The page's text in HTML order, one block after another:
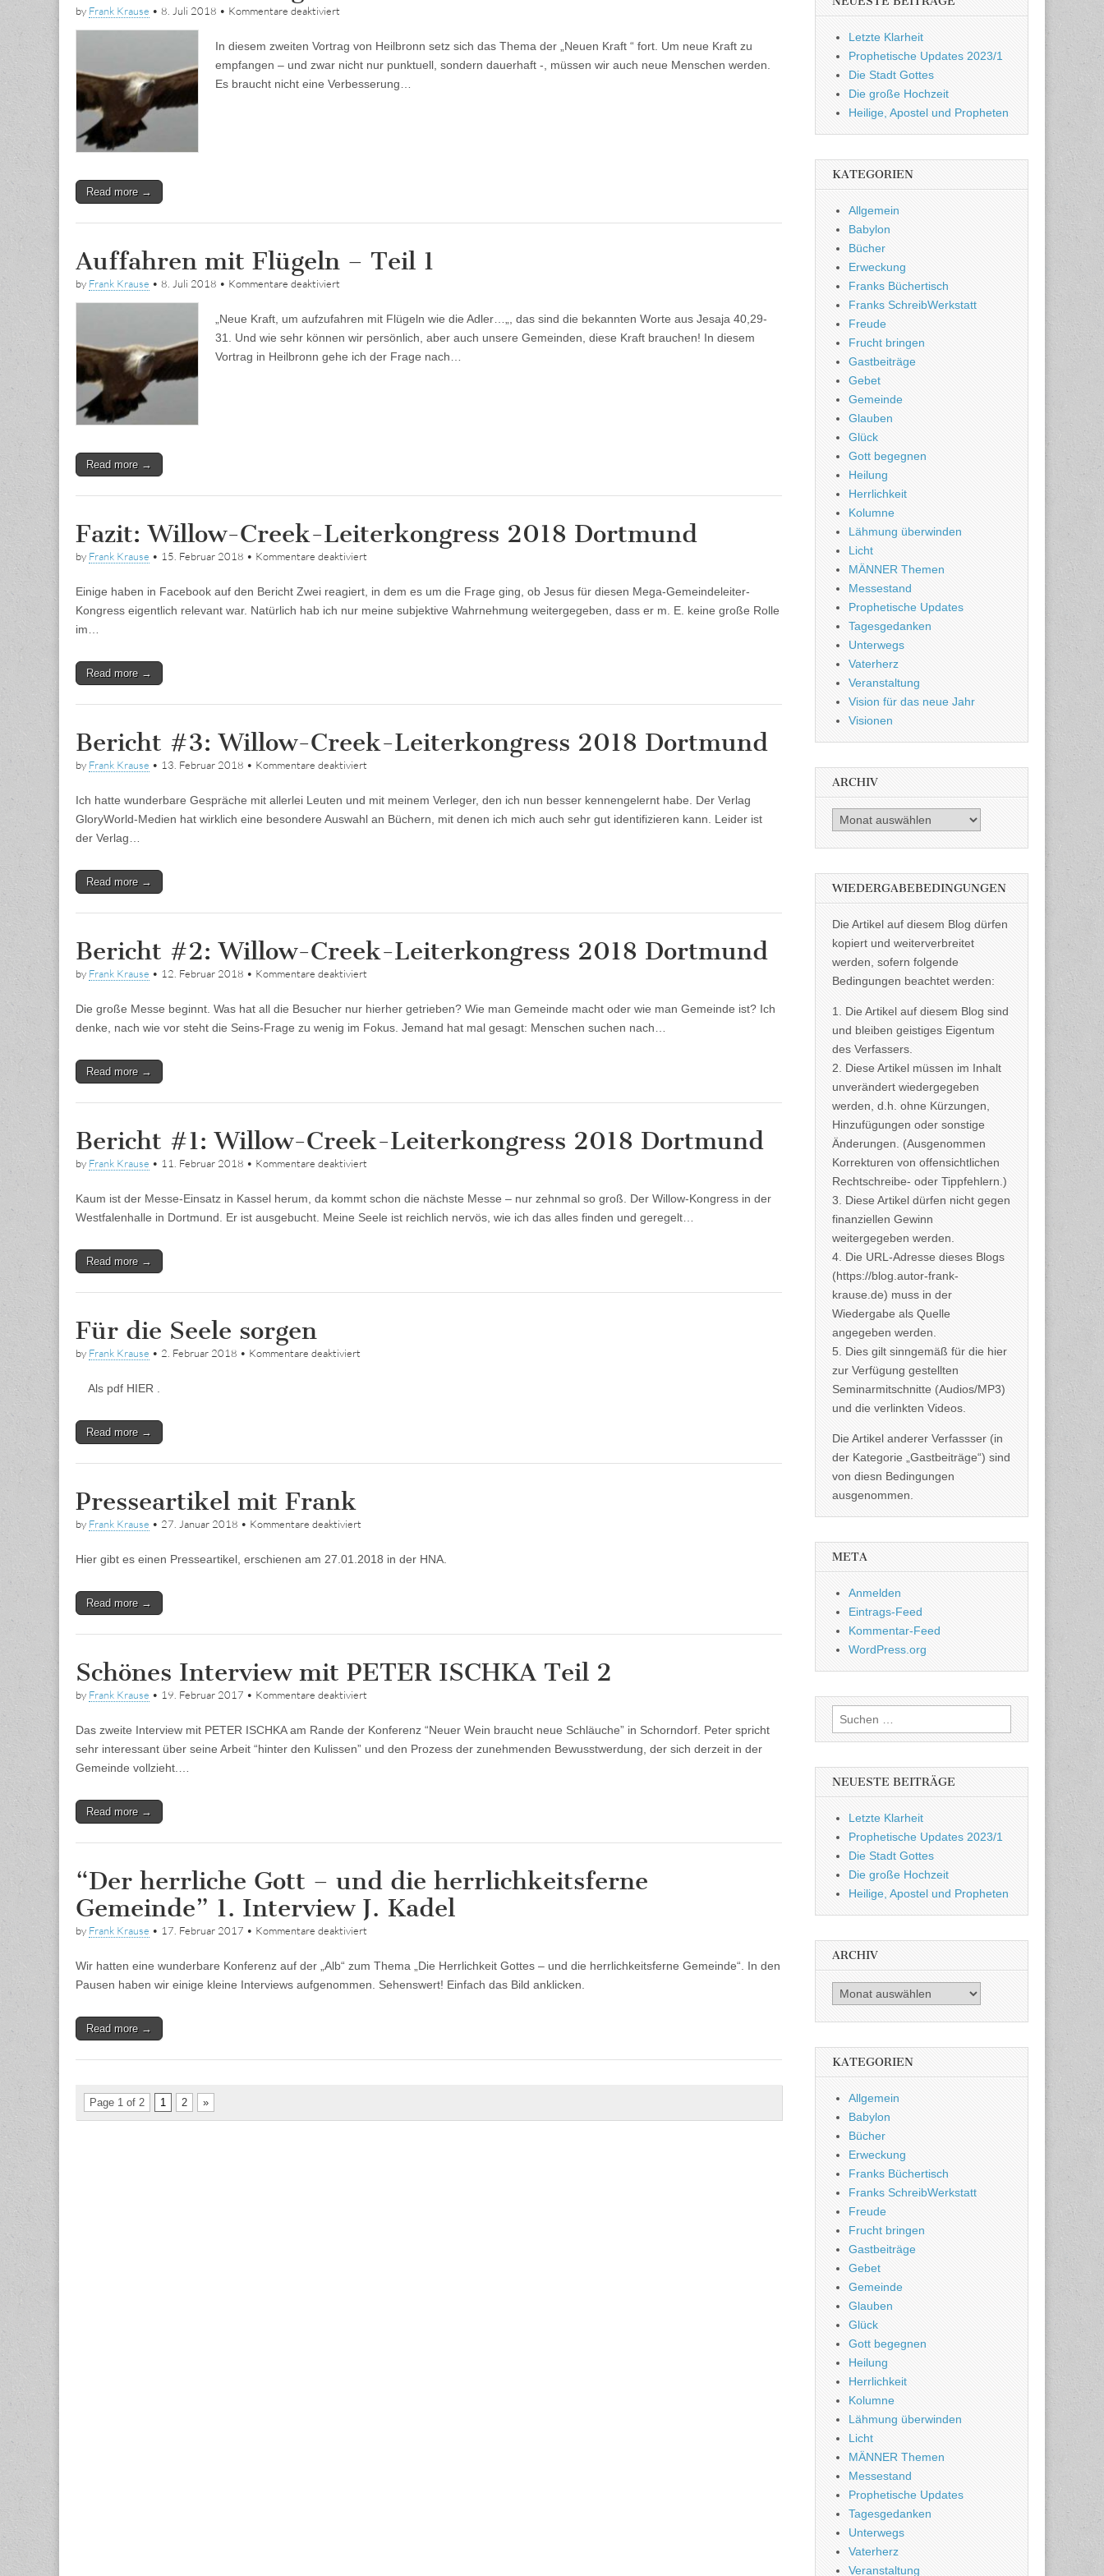
by Frank Krause • 8. Juli 2018 • Kommentare deaktiviert
Flügeln
–
2
In diesem zweiten Vortrag von Heilbronn setz sich das Thema der „Neuen Kraft “ fort. Um neue Kraft zu
empfangen – und zwar nicht nur punktuell, sondern dauerhaft -, müssen wir auch neue Menschen werden.
Es braucht nicht eine Verbesserung…
Read more →
Auffahren mit Flügeln – Teil 1
by Frank Krause • 8. Juli 2018 • Kommentare deaktiviert
Flügeln
–
1
„Neue Kraft, um aufzufahren mit Flügeln wie die Adler…„, das sind die bekannten Worte aus Jesaja 40,29-
31. Und wie sehr können wir persönlich, aber auch unsere Gemeinden, diese Kraft brauchen! In diesem
Vortrag in Heilbronn gehe ich der Frage nach…
Read more →
Fazit: Willow-Creek-Leiterkongress 2018 Dortmund
by Frank Krause • 15. Februar 2018 • Kommentare deaktiviert
Creek-
Leiterkongress
Einige haben in Facebook auf den Bericht Zwei reagiert, in dem es um die Frage ging, ob Jesus für diesen Mega-Gemeindeleiter-
Kongress eigentlich relevant war. Natürlich hab ich nur meine subjektive Wahrnehmung weitergegeben, dass er m. E. keine große Rolle
im…
Read more →
Bericht #3: Willow-Creek-Leiterkongress 2018 Dortmund
by Frank Krause • 13. Februar 2018 • Kommentare deaktiviert
Willow-
Creek-
Ich hatte wunderbare Gespräche mit allerlei Leuten und mit meinem Verleger, den ich nun besser kennengelernt habe. Der Verlag
GloryWorld-Medien hat wirklich eine besondere Auswahl an Büchern, mit denen ich mich auch sehr gut identifizieren kann. Leider ist
der Verlag…
Read more →
Bericht #2: Willow-Creek-Leiterkongress 2018 Dortmund
by Frank Krause • 12. Februar 2018 • Kommentare deaktiviert
Willow-
Creek-
Die große Messe beginnt. Was hat all die Besucher nur hierher getrieben? Wie man Gemeinde macht oder wie man Gemeinde ist? Ich
denke, nach wie vor steht die Seins-Frage zu wenig im Fokus. Jemand hat mal gesagt: Menschen suchen nach…
Read more →
Bericht #1: Willow-Creek-Leiterkongress 2018 Dortmund
by Frank Krause • 11. Februar 2018 • Kommentare deaktiviert
Willow-
Creek-
Kaum ist der Messe-Einsatz in Kassel herum, da kommt schon die nächste Messe – nur zehnmal so groß. Der Willow-Kongress in der
Westfalenhalle in Dortmund. Er ist ausgebucht. Meine Seele ist reichlich nervös, wie ich das alles finden und geregelt…
Read more →
Für die Seele sorgen
by Frank Krause • 2. Februar 2018 • Kommentare deaktiviert
Als pdf HIER .
Read more →
Presseartikel mit Frank
by Frank Krause • 27. Januar 2018 • Kommentare deaktiviert
Frank
Hier gibt es einen Presseartikel, erschienen am 27.01.2018 in der HNA.
Read more →
Schönes Interview mit PETER ISCHKA Teil 2
by Frank Krause • 19. Februar 2017 • Kommentare deaktiviert
mit
PETER
Das zweite Interview mit PETER ISCHKA am Rande der Konferenz “Neuer Wein braucht neue Schläuche” in Schorndorf. Peter spricht
sehr interessant über seine Arbeit “hinter den Kulissen” und den Prozess der zunehmenden Bewusstwerdung, der sich derzeit in der
Gemeinde vollzieht.…
Read more →
“Der herrliche Gott – und die herrlichkeitsferne
Gemeinde” 1. Interview J. Kadel
by Frank Krause • 17. Februar 2017 • Kommentare deaktiviert
Gott
–
Interview
Wir hatten eine wunderbare Konferenz auf der „Alb“ zum Thema „Die Herrlichkeit Gottes – und die herrlichkeitsferne Gemeinde“. In den
Pausen haben wir einige kleine Interviews aufgenommen. Sehenswert! Einfach das Bild anklicken.
Read more →
Page 1 of 2 1 2 »
Letzte Klarheit
Prophetische Updates 2023/1
Die Stadt Gottes
Die große Hochzeit
Heilige, Apostel und Propheten
KATEGORIEN
Allgemein
Babylon
Bücher
Erweckung
Franks Büchertisch
Franks SchreibWerkstatt
Freude
Frucht bringen
Gastbeiträge
Gebet
Gemeinde
Glauben
Glück
Gott begegnen
Heilung
Herrlichkeit
Kolumne
Lähmung überwinden
Licht
MÄNNER Themen
Messestand
Prophetische Updates
Tagesgedanken
Unterwegs
Vaterherz
Veranstaltung
Vision für das neue Jahr
Visionen
ARCHIV
Archiv
WIEDERGABEBEDINGUNGEN
Die Artikel auf diesem Blog dürfen
kopiert und weiterverbreitet
werden, sofern folgende
Bedingungen beachtet werden:
1. Die Artikel auf diesem Blog sind
und bleiben geistiges Eigentum
des Verfassers.
2. Diese Artikel müssen im Inhalt
unverändert wiedergegeben
werden, d.h. ohne Kürzungen,
Hinzufügungen oder sonstige
Änderungen. (Ausgenommen
Korrekturen von offensichtlichen
Rechtschreibe- oder Tippfehlern.)
3. Diese Artikel dürfen nicht gegen
finanziellen Gewinn
weitergegeben werden.
4. Die URL-Adresse dieses Blogs
(https://blog.autor-frank-
krause.de) muss in der
Wiedergabe als Quelle
angegeben werden.
5. Dies gilt sinngemäß für die hier
zur Verfügung gestellten
Seminarmitschnitte (Audios/MP3)
und die verlinkten Videos.
Die Artikel anderer Verfassser (in
der Kategorie „Gastbeiträge“) sind
von diesn Bedingungen
ausgenommen.
META
Anmelden
Eintrags-Feed
Kommentar-Feed
WordPress.org
Suchen
nach:
NEUESTE BEITRÄGE
Letzte Klarheit
Prophetische Updates 2023/1
Die Stadt Gottes
Die große Hochzeit
Heilige, Apostel und Propheten
ARCHIV
Archiv
KATEGORIEN
Allgemein
Babylon
Bücher
Erweckung
Franks Büchertisch
Franks SchreibWerkstatt
Freude
Frucht bringen
Gastbeiträge
Gebet
Gemeinde
Glauben
Glück
Gott begegnen
Heilung
Herrlichkeit
Kolumne
Lähmung überwinden
Licht
MÄNNER Themen
Messestand
Prophetische Updates
Tagesgedanken
Unterwegs
Vaterherz
Veranstaltung